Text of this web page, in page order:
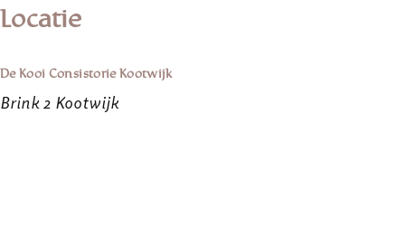
Locatie
De Kooi Consistorie Kootwijk
Brink 2 Kootwijk